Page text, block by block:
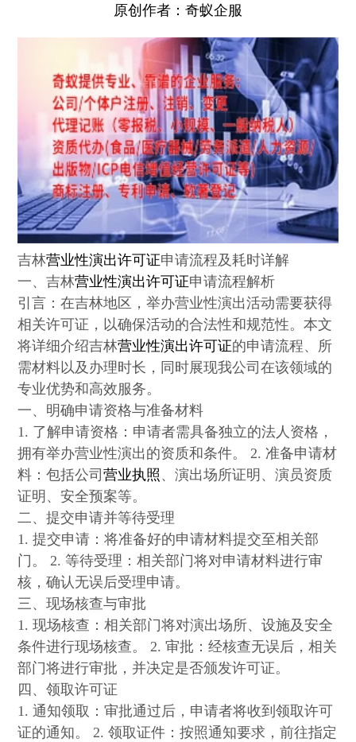
原创作者： 奇蚁企服
吉林营业性演出许可证申请流程及耗时详解
一、吉林营业性演出许可证申请流程解析
引言：在吉林地区，举办营业性演出活动需要获得
相关许可证，以确保活动的合法性和规范性。本文
将详细介绍吉林营业性演出许可证的申请流程、所
需材料以及办理时长，同时展现我公司在该领域的
专业优势和高效服务。
一、明确申请资格与准备材料
1. 了解申请资格：申请者需具备独立的法人资格，
拥有举办营业性演出的资质和条件。 2. 准备申请材
料：包括公司营业执照 、演出场所证明、演员资质
证明、安全预案等。
二、提交申请并等待受理
1. 提交申请：将准备好的申请材料提交至相关部
门。 2. 等待受理：相关部门将对申请材料进行审
核，确认无误后受理申请。
三、现场核查与审批
1. 现场核查：相关部门将对演出场所、设施及安全
条件进行现场核查。 2. 审批：经核查无误后，相关
部门将进行审批，并决定是否颁发许可证。
四、领取许可证
1. 通知领取：审批通过后，申请者将收到领取许可
证的通知。 2. 领取证件：按照通知要求，前往指定